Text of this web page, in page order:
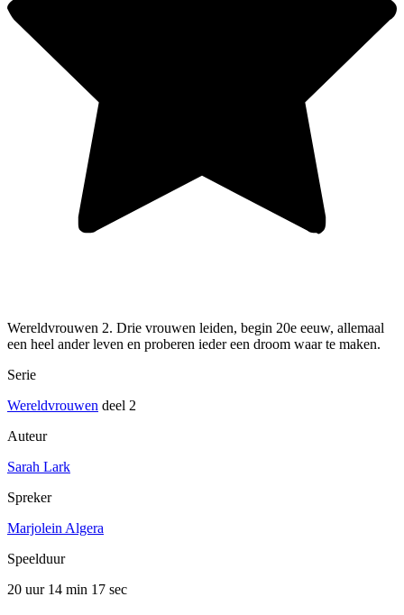
Wereldvrouwen 2. Drie vrouwen leiden, begin 20e eeuw, allemaal
een heel ander leven en proberen ieder een droom waar te maken.
Serie
Wereldvrouwen deel 2
Auteur
Sarah Lark
Spreker
Marjolein Algera
Speelduur
20 uur 14 min 17 sec